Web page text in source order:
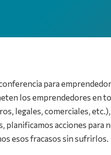
para
los emprendedores en
legales, comerciales,
planificamos acciones para
esos fracasos sin sufrirlos.